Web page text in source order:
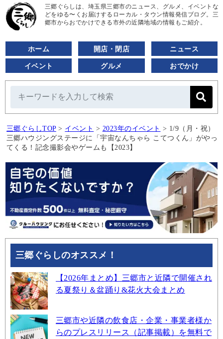
三郷ぐらしは、埼玉県三郷市のニュース、グルメ、イベントな
どをゆる〜くお届けするローカル・タウン情報発信ブログ。三
郷市からおでかけできる市外の近隣地域の情報もご紹介。
ホーム 開店・閉店 ニュース
イベント グルメ おでかけ
三郷ぐらしTOP > イベント > 2023年のイベント > 1/9（月・祝）
三郷ハウジングステージに「宇宙なんちゃら こてつくん」がやっ
てくる！記念撮影会やゲームも【2023】
三郷ぐらしのオススメ！
【2026年まとめ】三郷市と近隣で開催され
る夏祭り＆盆踊り&花火大会まとめ
三郷市や近隣の飲食店・企業・事業者様か
らのプレスリリース（記事掲載）を無料で